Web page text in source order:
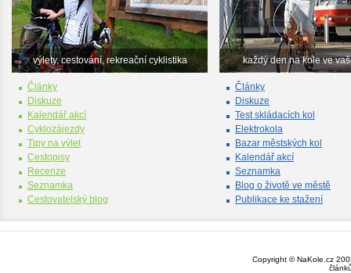
výlety, cestování, rekreační cyklistika
Články
Diskuze
Kalendář akcí
Cyklozájezdy
Tipy na výlet
Cestopisy
Recenze
Seznamka
Cestovatelský blog
každý den na kole ve
Články
Diskuze
Test skládacích kol
Elektrokola
Bazar městských kol
Kalendář akcí
Seznamka
Blog o životě ve městě
Publikace ke stažení
Copyright © NaKole.cz